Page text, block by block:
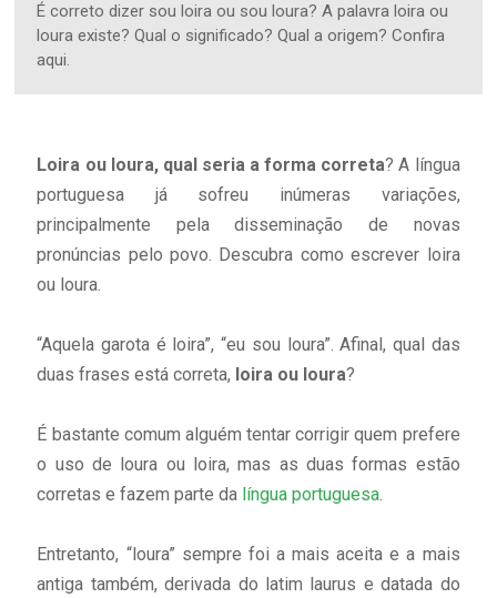
É correto dizer sou loira ou sou loura? A palavra loira ou
loura existe? Qual o significado? Qual a origem? Confira
aqui.
Loira ou loura, qual seria a forma correta? A língua
portuguesa já sofreu inúmeras variações,
principalmente pela disseminação de novas
pronúncias pelo povo. Descubra como escrever loira
ou loura.
“Aquela garota é loira”, “eu sou loura”. Afinal, qual das
duas frases está correta, loira ou loura?
É bastante comum alguém tentar corrigir quem prefere
o uso de loura ou loira, mas as duas formas estão
corretas e fazem parte da língua portuguesa.
Entretanto, “loura” sempre foi a mais aceita e a mais
antiga também, derivada do latim laurus e datada do